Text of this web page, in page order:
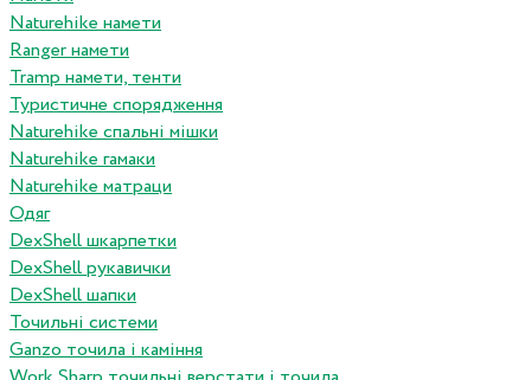
Naturehike намети
Ranger намети
Tramp намети, тенти
Туристичне спорядження
Naturehike спальні мішки
Naturehike гамаки
Naturehike матраци
Одяг
DexShell шкарпетки
DexShell рукавички
DexShell шапки
Точильні системи
Ganzo точила і каміння